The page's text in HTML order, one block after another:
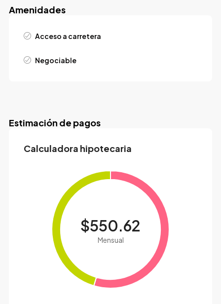
Amenidades
Acceso a carretera
Negociable
Estimación de pagos
Calculadora hipotecaria
$550.62
Mensual